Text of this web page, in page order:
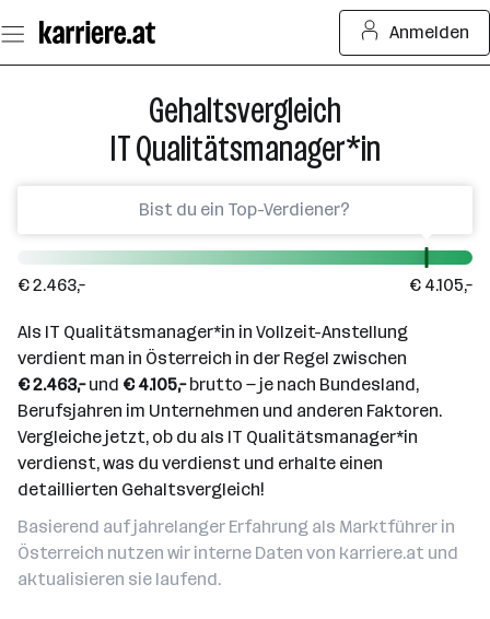
Seiteninhalt
springen
Anmelden
Gehaltsvergleich
IT Qualitätsmanager*in
€ 2.463,– € 4.105,–
Als IT Qualitätsmanager*in in Vollzeit-Anstellung
verdient man in Österreich in der Regel zwischen
€ 2.463,–und € 4.105,–brutto — je nach Bundesland,
Berufsjahren im Unternehmen und anderen Faktoren.
Vergleiche jetzt, ob du als IT Qualitätsmanager*in
verdienst, was du verdienst und erhalte einen
detaillierten Gehaltsvergleich!
Basierend auf jahrelanger Erfahrung als Marktführer in
Österreich nutzen wir interne Daten von karriere.at und
aktualisieren sie laufend.